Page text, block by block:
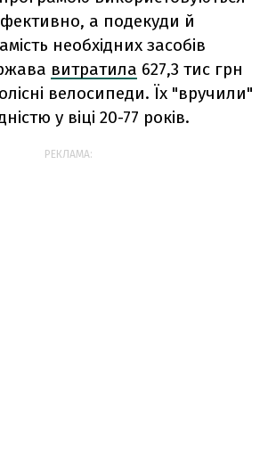
а подекуди й
необхідних засобів
витратила 627,3 тис грн
велосипеди. Їх "вручили"
у віці 20-77 років.
РЕКЛАМА: